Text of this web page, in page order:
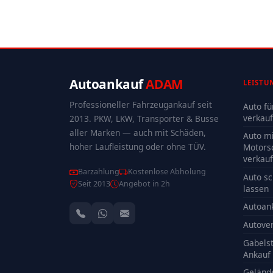
AutoankaufADAM
Professioneller Fahrzeugankauf seit
2013. PKW, LKW, Transporter & Busse
aller Marken — auch mit Schäden,
hoher Laufleistung oder ohne TÜV.
Barzahlung
Kostenlose Abholung
Seit 2013
Angebot in 2h
Auto
Auto
Auto
lassen
Ankauf